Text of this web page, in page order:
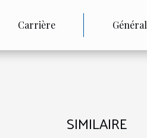
Carrière Général
SIMILAIRE